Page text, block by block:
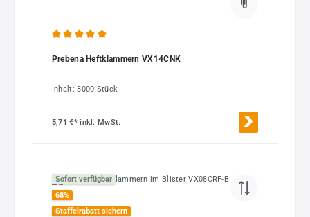
Prebena Heftklammern VX14CNK
Inhalt:3000 Stück
5,71 €*inkl. MwSt.
Sofort verfügbar
68%
Staffelrabatt sichern